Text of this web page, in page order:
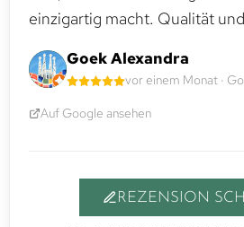
einzigartig macht. Qualität
Goek Alexandra
vor einem Monat ·
Auf Google ansehen
REZENSION